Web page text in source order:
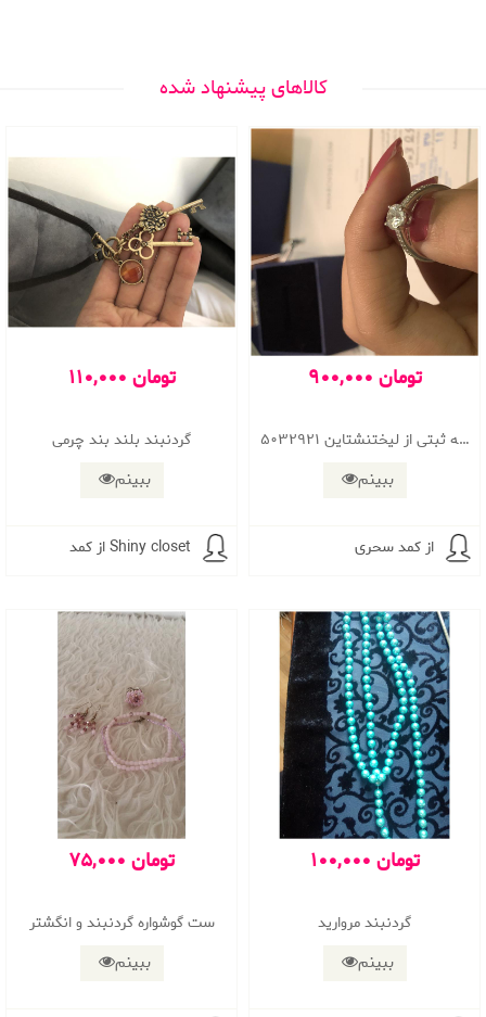
کالاهای پیشنهاد شده
900,000 تومان
انگشتر جنس نقره رودیوم،سایر ۵۵،به شماره شناسنامه ثبتی از لیختنشتاین ۵۰۳۲۹۲۱
ببینم
از کمد سحری
110,000 تومان
گردنبند بلند بند چرمی
ببینم
از کمد Shiny closet
100,000 تومان
گردنبند مروارید
ببینم
75,000 تومان
ست گوشواره گردنبند و انگشتر
ببینم